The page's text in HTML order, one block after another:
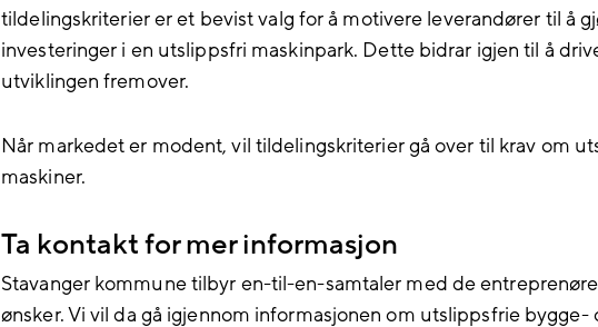
tildelingskriterier er et bevist valg for å motivere leverandører til å
investeringer i en utslippsfri maskinpark. Dette bidrar igjen til å
utviklingen fremover.
Når markedet er modent, vil tildelingskriterier gå over til krav om
maskiner.
Ta kontakt for mer informasjon
Stavanger kommune tilbyr en-til-en-samtaler med de
ønsker. Vi vil da gå igjennom informasjonen om utslippsfrie bygge-